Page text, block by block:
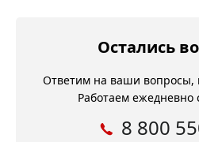
Остались
Ответим на ваши
Работаем ежедневно
8 800